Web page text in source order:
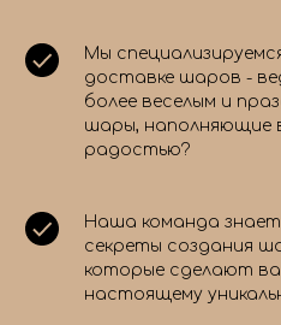
Мы
доставке шаров -
более веселым и
шары, наполняющие
радостью?
Наша команда
секреты создания
которые сделают
настоящему